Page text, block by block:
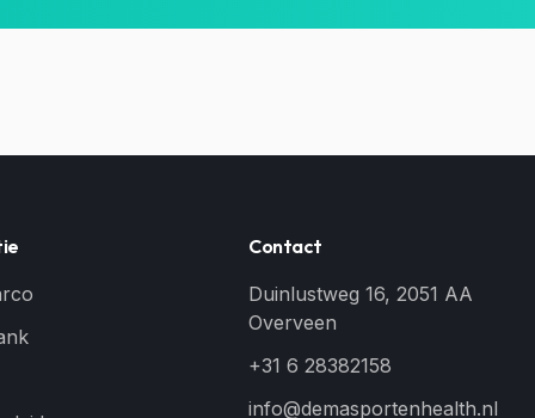
Contact
Duinlustweg 16, 2051 AA
Overveen
+31 6 28382158
info@demasportenhealth.nl